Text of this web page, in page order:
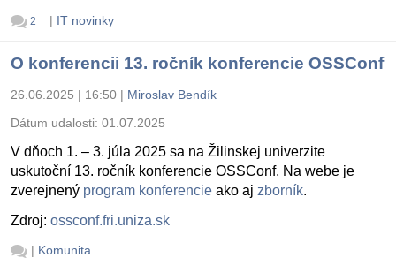
2 | IT novinky
O konferencii 13. ročník konferencie OSSConf
26.06.2025 | 16:50 | Miroslav Bendík
Dátum udalosti: 01.07.2025
V dňoch 1. – 3. júla 2025 sa na Žilinskej univerzite
uskutoční 13. ročník konferencie OSSConf. Na webe je
zverejnený program konferencie ako aj zborník.
Zdroj: ossconf.fri.uniza.sk
| Komunita